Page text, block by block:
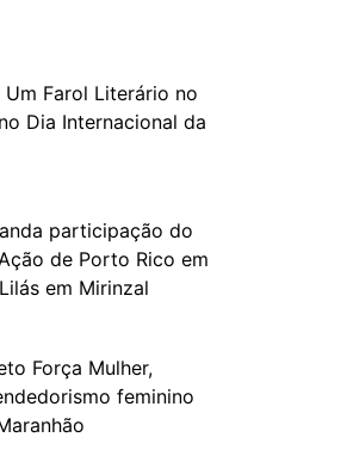
Farol Literário no
Dia Internacional da
participação do
de Porto Rico em
em Mirinzal
Força Mulher,
feminino